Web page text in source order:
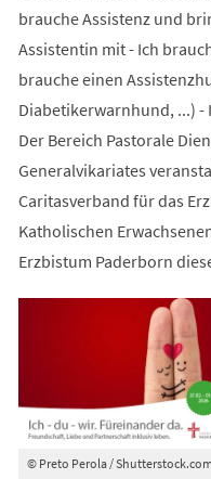
brauche Assistenz und
Assistentin mit - Ich
brauche einen
Diabetikerwarnhund, ...) -
Der Bereich Pastorale
Generalvikariates
Caritasverband für das
Katholischen
Erzbistum Paderborn
© Preto Perola / Shutterstock.com